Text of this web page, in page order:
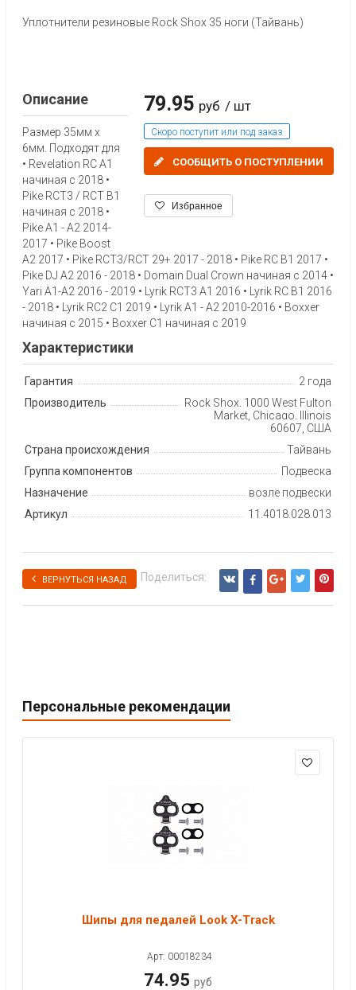
Уплотнители резиновые Rock Shox 35 ноги (Тайвань)
79.95 руб / шт
Скоро поступит или под заказ
СООБЩИТЬ О ПОСТУПЛЕНИИ
Избранное
Описание
Размер 35мм x
6мм. Подходят для
• Revelation RC A1
начиная с 2018 •
Pike RCT3 / RCT B1
начиная с 2018 •
Pike A1 - A2 2014-
2017 • Pike Boost
A2 2017 • Pike RCT3/RCT 29+ 2017 - 2018 • Pike RC B1 2017 •
Pike DJ A2 2016 - 2018 • Domain Dual Crown начиная с 2014 •
Yari A1-A2 2016 - 2019 • Lyrik RCT3 A1 2016 • Lyrik RC B1 2016
- 2018 • Lyrik RC2 C1 2019 • Lyrik A1 - A2 2010-2016 • Boxxer
начиная с 2015 • Boxxer C1 начиная с 2019
Характеристики
Гарантия
2 года
Производитель
Rock Shox, 1000 West Fulton
Market, Chicago, Illinois
60607, США
Страна происхождения
Тайвань
Группа компонентов
Подвеска
Назначение
возле подвески
Артикул
11.4018.028.013
ВЕРНУТЬСЯ НАЗАД Поделиться:
Персональные рекомендации
Шипы для педалей Look X-Track
Арт: 00018234
74.95 руб